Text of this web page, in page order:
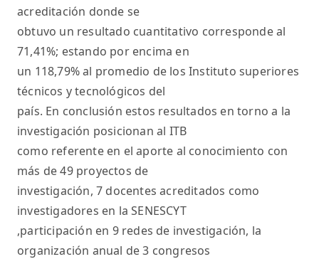
acreditación donde se
obtuvo un resultado cuantitativo corresponde al
71,41%; estando por encima en
un 118,79% al promedio de los Instituto superiores
técnicos y tecnológicos del
país. En conclusión estos resultados en torno a la
investigación posicionan al ITB
como referente en el aporte al conocimiento con
más de 49 proyectos de
investigación, 7 docentes acreditados como
investigadores en la SENESCYT
,participación en 9 redes de investigación, la
organización anual de 3 congresos